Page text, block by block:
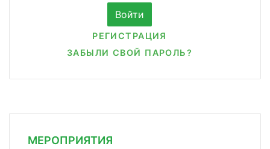
РЕГИСТРАЦИЯ
ЗАБЫЛИ СВОЙ ПАРОЛЬ?
МЕРОПРИЯТИЯ